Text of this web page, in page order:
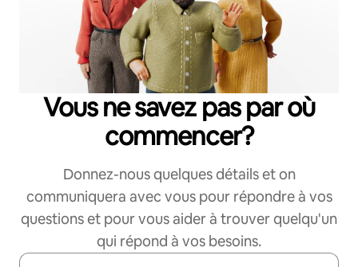
Vous ne savez pas par où
commencer?
Donnez-nous quelques détails et on
communiquera avec vous pour répondre à vos
questions et pour vous aider à trouver quelqu'un
qui répond à vos besoins.